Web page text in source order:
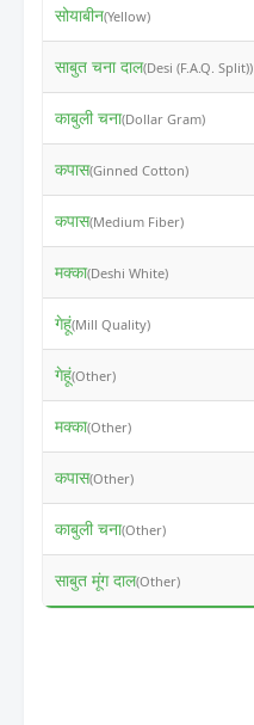
सोयाबीन(Yellow)
साबुत चना दाल(Desi (F.A.Q. Split))
काबुली चना(Dollar Gram)
कपास(Ginned Cotton)
कपास(Medium Fiber)
मक्का(Deshi White)
गेहूं(Mill Quality)
गेहूं(Other)
मक्का(Other)
कपास(Other)
काबुली चना(Other)
साबुत मूंग दाल(Other)